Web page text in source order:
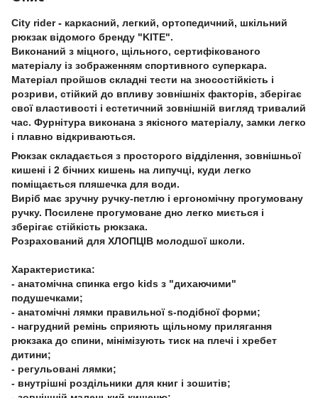
City rider- каркасний, легкий, ортопедичний, шкільний
рюкзак відомого бренду "KITE".
Виконаний з міцного, щільного, сертифікованого
матеріалу із зображенням спортивного суперкара.
Матеріал пройшов складні тести на зносостійкість і
розриви, стійкий до впливу зовнішніх факторів, зберігає
свої властивості і естетичний зовнішній вигляд тривалий
час. Фурнітура виконана з якісного матеріалу, замки легко
і плавно відкриваються.
Рюкзак складається з просторого відділення, зовнішньої
кишені і 2 бічних кишень на липучці, куди легко
поміщається пляшечка для води.
Виріб має зручну ручку-петлю і ергономічну прогумовану
ручку. Посилене прогумоване дно легко миється і
зберігає стійкість рюкзака.
Розрахований для ХЛОПЦІВ молодшої школи.
Характеристика:
- анатомічна спинка ergo kids з "дихаючими"
подушечками;
- анатомічні лямки правильної s-подібної форми;
- нагрудний ремінь сприяють щільному прилягання
рюкзака до спини, мінімізують тиск на плечі і хребет
дитини;
- регульовані лямки;
- внутрішні роздільники для книг і зошитів;